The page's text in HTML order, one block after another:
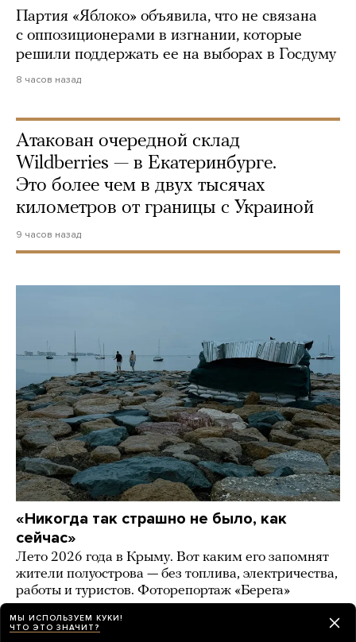
Партия «Яблоко» объявила, что не связана
с оппозиционерами в изгнании, которые
решили поддержать ее на выборах в Госдуму
8 часов назад
Атакован очередной склад
Wildberries — в Екатеринбурге.
Это более чем в двух тысячах
километров от границы с Украиной
9 часов назад
«Никогда так страшно не было, как
сейчас»
Лето 2026 года в Крыму. Вот каким его запомнят
жители полуострова — без топлива, электричества,
работы и туристов. Фоторепортаж «Берега»
ИСТОРИИ 9 часов назад
МЫ ИСПОЛЬЗУЕМ КУКИ!
ЧТО ЭТО ЗНАЧИТ?